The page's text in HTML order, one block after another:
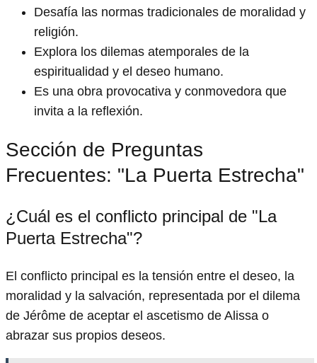
Desafía las normas tradicionales de moralidad y
religión.
Explora los dilemas atemporales de la
espiritualidad y el deseo humano.
Es una obra provocativa y conmovedora que
invita a la reflexión.
Sección de Preguntas
Frecuentes: "La Puerta Estrecha"
¿Cuál es el conflicto principal de "La
Puerta Estrecha"?
El conflicto principal es la tensión entre el deseo, la
moralidad y la salvación, representada por el dilema
de Jérôme de aceptar el ascetismo de Alissa o
abrazar sus propios deseos.